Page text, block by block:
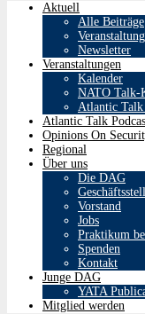
Aktuell
Alle Beiträge
Newsletter
Veranstaltungen
Kalender
NATO Talk-
Atlantic Talk
Atlantic Talk
Opinions On
Regional
Über uns
Die DAG
Vorstand
Jobs
Praktikum
Spenden
Kontakt
Junge DAG
YATA
Mitglied werden